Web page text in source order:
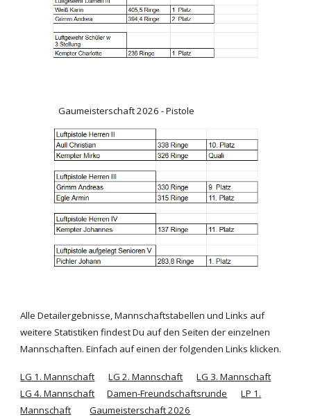
Gaumeisterschaft 2026 -Pistole
Alle Detailergebnisse, Mannschaftstabellen und Links auf
weitere Statistiken findest Du auf den Seiten der einzelnen
Mannschaften. Einfach auf einen der folgenden Links klicken.
LG 1. Mannschaft LG 2. Mannschaft
LG 3. Mannschaft
LG 4. Mannschaft
Damen-Freundschaftsrunde
LP 1.
Mannschaft
Gaumeisterschaft 2026